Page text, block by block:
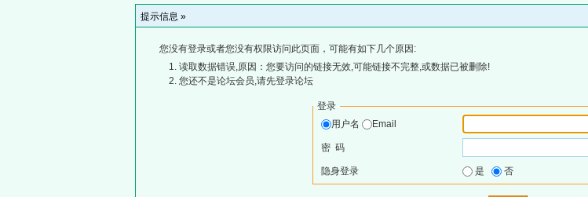
提示信息 »
您没有登录或者您没有权限访问此页面，可能有如下几个原因:
读取数据错误,原因：您要访问的链接无效,可能链接不完整,或数据已被删除!
您还不是论坛会员,请先登录论坛
登录
用户名
Email
密 码
隐身登录 是 否